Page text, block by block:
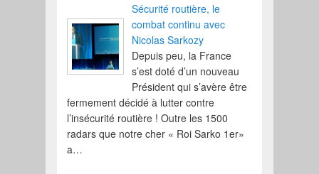
Sécurité routière, le
combat continu avec
Nicolas Sarkozy
Depuis peu, la France
s’est doté d’un nouveau
Président qui s’avère être
fermement décidé à lutter contre
l’insécurité routière ! Outre les 1500
radars que notre cher « Roi Sarko 1er»
a…